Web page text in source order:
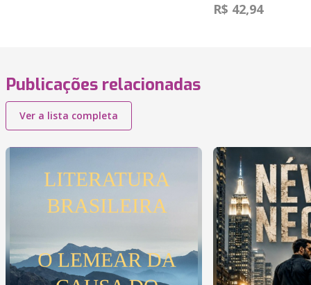
R$ 42,94
Publicações relacionadas
Ver a lista completa